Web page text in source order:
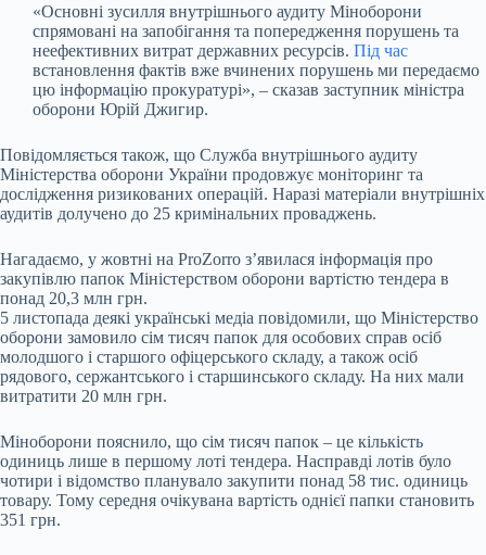
«Основні зусилля внутрішнього аудиту Міноборони
спрямовані на запобігання та попередження порушень та
неефективних витрат державних ресурсів. Під час
встановлення фактів вже вчинених порушень ми передаємо
цю інформацію прокуратурі», – сказав заступник міністра
оборони Юрій Джигир.
Повідомляється також, що Служба внутрішнього аудиту
Міністерства оборони України продовжує моніторинг та
дослідження ризикованих операцій. Наразі матеріали внутрішніх
аудитів долучено до 25 кримінальних проваджень.
Нагадаємо, у жовтні на ProZorro з’явилася інформація про
закупівлю папок Міністерством оборони вартістю тендера в
понад 20,3 млн грн.
5 листопада деякі українські медіа повідомили, що Міністерство
оборони замовило сім тисяч папок для особових справ осіб
молодшого і старшого офіцерського складу, а також осіб
рядового, сержантського і старшинського складу. На них мали
витратити 20 млн грн.
Міноборони пояснило, що сім тисяч папок – це кількість
одиниць лише в першому лоті тендера. Насправді лотів було
чотири і відомство планувало закупити понад 58 тис. одиниць
товару. Тому середня очікувана вартість однієї папки становить
351 грн.